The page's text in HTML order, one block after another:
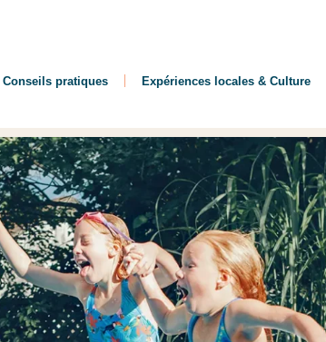
Conseils pratiques Expériences locales & Culture